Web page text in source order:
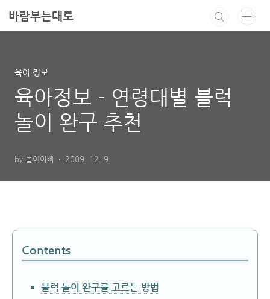
바람부는대로
육아 정보
육아정보 - 연령대별 블럭
놀이 완구 추천
by 돌이아빠 2009. 12. 9.
Contents
블럭 놀이 완구를 고르는 방법